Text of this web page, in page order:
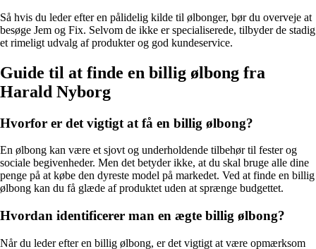
Så hvis du leder efter en pålidelig kilde til ølbonger, bør du overveje at
besøge Jem og Fix. Selvom de ikke er specialiserede, tilbyder de stadig
et rimeligt udvalg af produkter og god kundeservice.
Guide til at finde en billig ølbong fra
Harald Nyborg
Hvorfor er det vigtigt at få en billig ølbong?
En ølbong kan være et sjovt og underholdende tilbehør til fester og
sociale begivenheder. Men det betyder ikke, at du skal bruge alle dine
penge på at købe den dyreste model på markedet. Ved at finde en billig
ølbong kan du få glæde af produktet uden at sprænge budgettet.
Hvordan identificerer man en ægte billig ølbong?
Når du leder efter en billig ølbong, er det vigtigt at være opmærksom